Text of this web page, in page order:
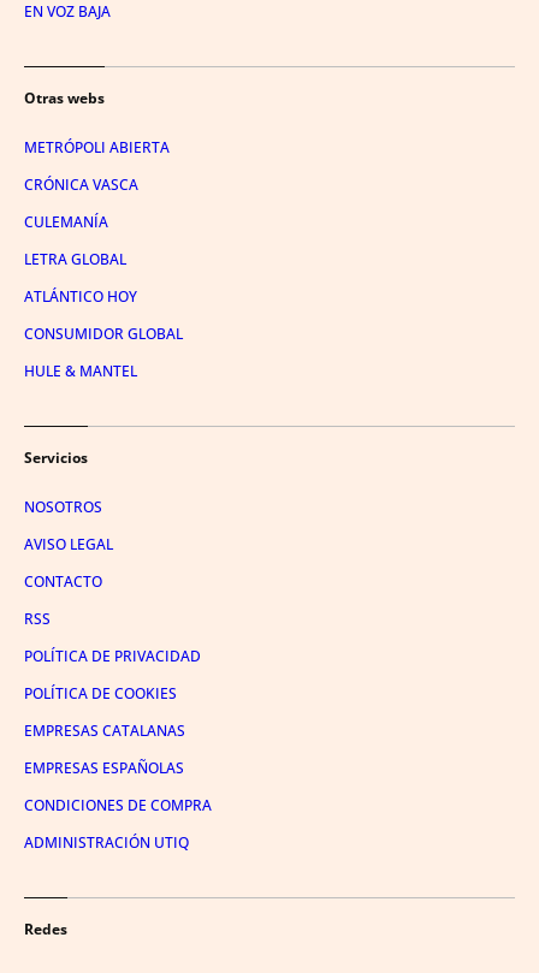
EN VOZ BAJA
Otras webs
METRÓPOLI ABIERTA
CRÓNICA VASCA
CULEMANÍA
LETRA GLOBAL
ATLÁNTICO HOY
CONSUMIDOR GLOBAL
HULE & MANTEL
Servicios
NOSOTROS
AVISO LEGAL
CONTACTO
RSS
POLÍTICA DE PRIVACIDAD
POLÍTICA DE COOKIES
EMPRESAS CATALANAS
EMPRESAS ESPAÑOLAS
CONDICIONES DE COMPRA
ADMINISTRACIÓN UTIQ
Redes